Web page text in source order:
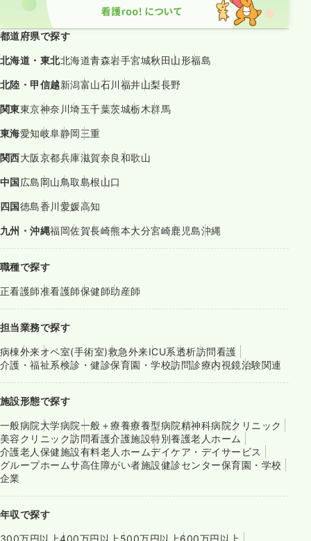
都道府県で探す
北海道・東北北海道青森岩手宮城秋田山形福島
北陸・甲信越新潟富山石川福井山梨長野
関東東京神奈川埼玉千葉茨城栃木群馬
東海愛知岐阜静岡三重
関西大阪京都兵庫滋賀奈良和歌山
中国広島岡山鳥取島根山口
四国徳島香川愛媛高知
九州・沖縄福岡佐賀長崎熊本大分宮崎鹿児島沖縄
職種で探す
正看護師准看護師保健師助産師
担当業務で探す
病棟外来オペ室(手術室)救急外来ICU系透析訪問看護
介護・福祉系検診・健診保育園・学校訪問診療内視鏡治験関連
施設形態で探す
一般病院大学病院一般＋療養療養型病院精神科病院クリニック
美容クリニック訪問看護介護施設特別養護老人ホーム
介護老人保健施設有料老人ホームデイケア・デイサービス
グループホームサ高住障がい者施設健診センター保育園・学校
企業
年収で探す